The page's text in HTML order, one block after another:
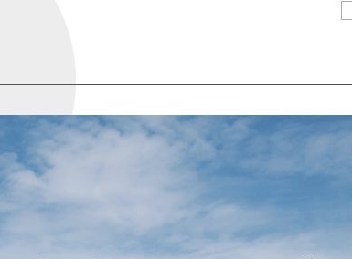
MAPS
Kardoševa ulica 2
9000 Murska Sobota
1. vhod, 3. nadstropje